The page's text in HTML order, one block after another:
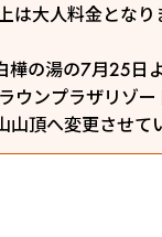
は大人料金となり
樺の湯の7月25日
ウンプラザリゾー
頂へ変更させて